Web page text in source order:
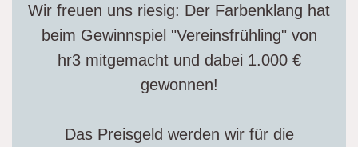
Wir freuen uns riesig: Der Farbenklang hat
beim Gewinnspiel "Vereinsfrühling" von
hr3 mitgemacht und dabei 1.000 €
gewonnen!
Das Preisgeld werden wir für die